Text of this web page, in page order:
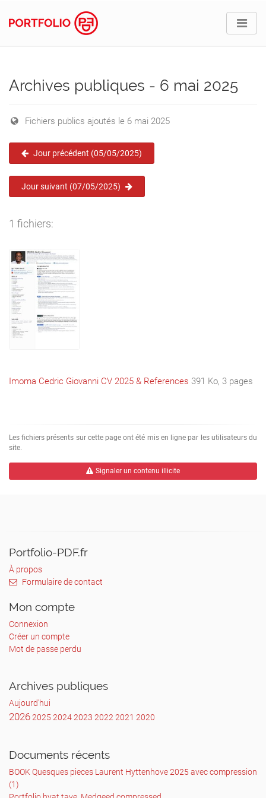
Archives publiques - 6 mai 2025
Fichiers publics ajoutés le 6 mai 2025
Jour précédent (05/05/2025)
Jour suivant (07/05/2025)
1 fichiers:
Imoma Cedric Giovanni CV 2025 & References 391 Ko, 3 pages
Les fichiers présents sur cette page ont été mis en ligne par les utilisateurs du
site.
Signaler un contenu illicite
Portfolio-PDF.fr
À propos
Formulaire de contact
Mon compte
Connexion
Créer un compte
Mot de passe perdu
Archives publiques
Aujourd'hui
20262025 20242023 2022 2021 2020
Documents récents
BOOK Quesques pieces Laurent Hyttenhove 2025 avec compression
(1)